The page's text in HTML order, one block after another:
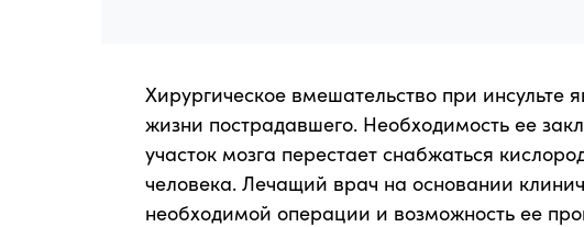
Хирургическое вмешательство при инсульте
жизни пострадавшего. Необходимость ее
участок мозга перестает снабжаться
человека. Лечащий врач на основании
необходимой операции и возможность ее